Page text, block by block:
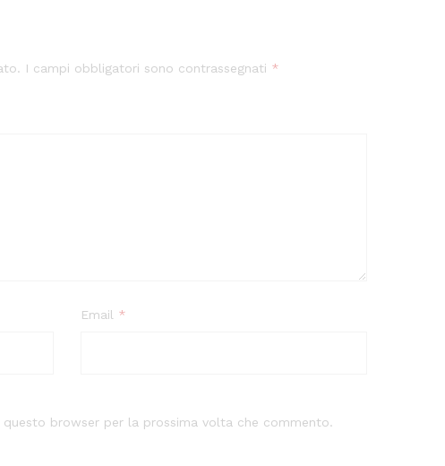
I campi obbligatori sono contrassegnati *
Email *
browser per la prossima volta che commento.